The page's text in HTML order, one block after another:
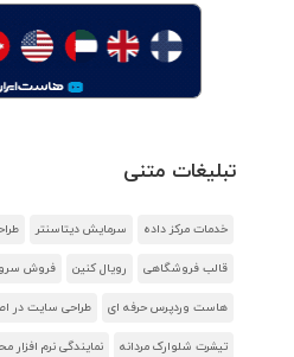
تبلیغات متنی
خدمات مرکز داده سرمایش دیتاسنتر
قالب فروشگاهی رویال کنین فروش
هاست وردپرس حرفه ای طراحی سایت در
تیشرت شلوارک مردانه نمایندگی نرم افزار